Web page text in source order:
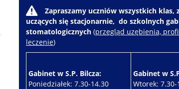
W
Zapraszamy uczniów wszystkich klas,
uczących się stacjonarnie, do szkolnych
stomatologicznych (przegląd uzębienia,
leczenie)
Gabinet w S.P. Bilcza:
Poniedziałek: 7.30-14.30
Gabinet w
Wtorek: 7.30-